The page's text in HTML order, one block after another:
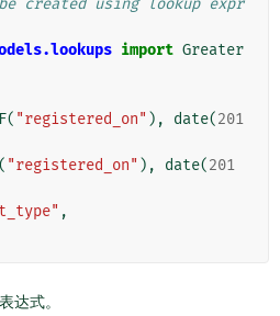
created using lookup expr
import Greater
F( "registered_on" ), date(201
( "registered_on" ), date(201
,
达式。